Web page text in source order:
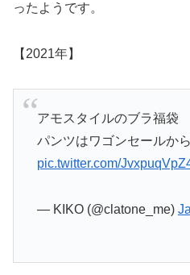
ったようです。
【2021年】
アモスタイルのブラ福袋
パンツはワゴンセールか
pic.twitter.com/
— KIKO (@clatone_me)